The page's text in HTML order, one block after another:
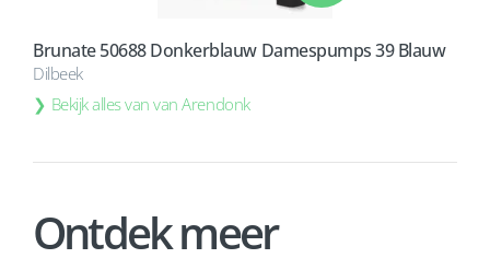
Brunate 50688 Donkerblauw Damespumps 39 Blauw
Dilbeek
Bekijk alles van van Arendonk
Ontdek meer